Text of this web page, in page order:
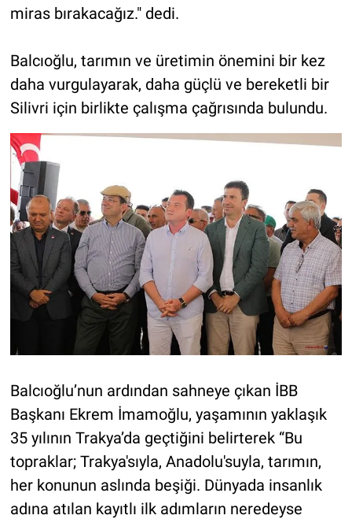
miras bırakacağız." dedi.
Balcıoğlu, tarımın ve üretimin önemini bir kez
daha vurgulayarak, daha güçlü ve bereketli bir
Silivri için birlikte çalışma çağrısında bulundu.
Balcıoğlu’nun ardından sahneye çıkan İBB
Başkanı Ekrem İmamoğlu, yaşamının yaklaşık
35 yılının Trakya’da geçtiğini belirterek “Bu
topraklar; Trakya'sıyla, Anadolu'suyla, tarımın,
her konunun aslında beşiği. Dünyada insanlık
adına atılan kayıtlı ilk adımların neredeyse